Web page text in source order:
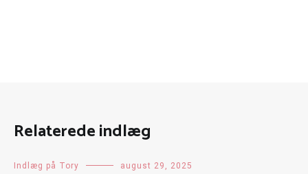
Relaterede indlæg
Indlæg på Tory august 29, 2025